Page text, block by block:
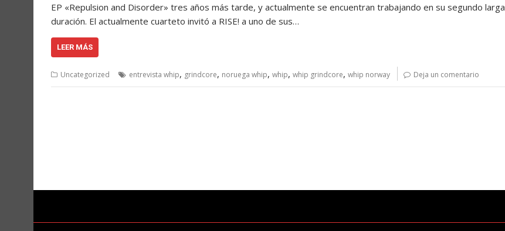
EP «Repulsion and Disorder» tres años más tarde, y actualmente se encuentran trabajando en su segundo larga
duración. El actualmente cuarteto invitó a RISE! a uno de sus…
LEER MÁS
Uncategorized entrevista whip, grindcore, noruega whip, whip, whip grindcore, whip norway Deja un comentario